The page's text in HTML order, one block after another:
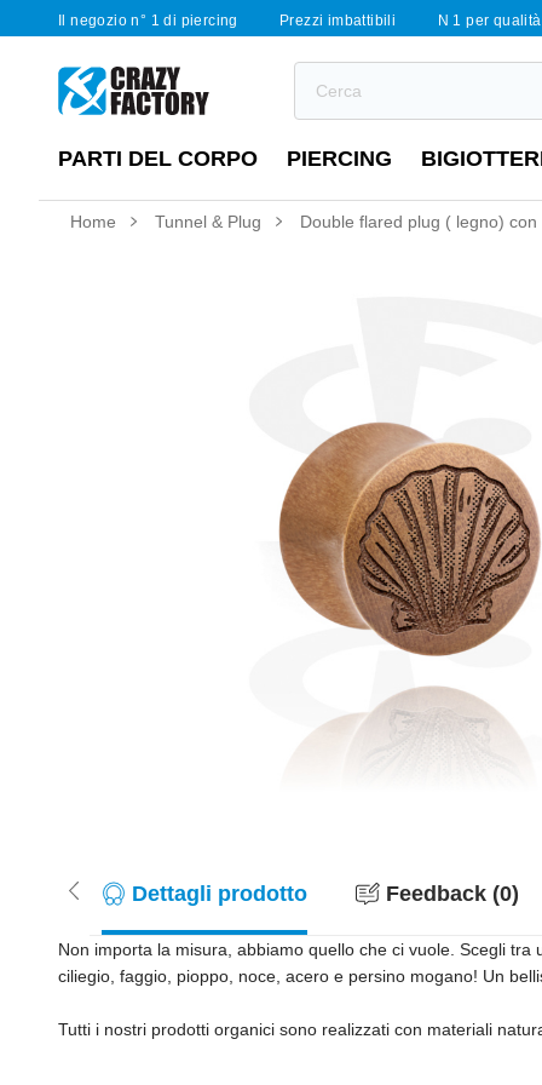
Il negozio n° 1 di piercing Prezzi imbattibili N 1 per
PARTI DEL CORPO PIERCING
Home Tunnel & Plug Double flared plug ( legno)
Dettagli prodotto Feedback (0)
Non importa la misura, abbiamo quello che ci vuole. Scegli
ciliegio, faggio, pioppo, noce, acero e persino mogano! Un
Tutti i nostri prodotti organici sono realizzati con materiali